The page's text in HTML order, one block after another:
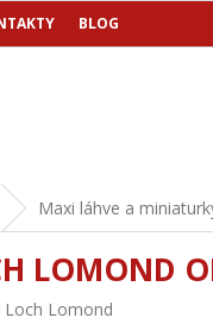
BLOG
Maxi láhve a
LOMOND
Loch Lomond